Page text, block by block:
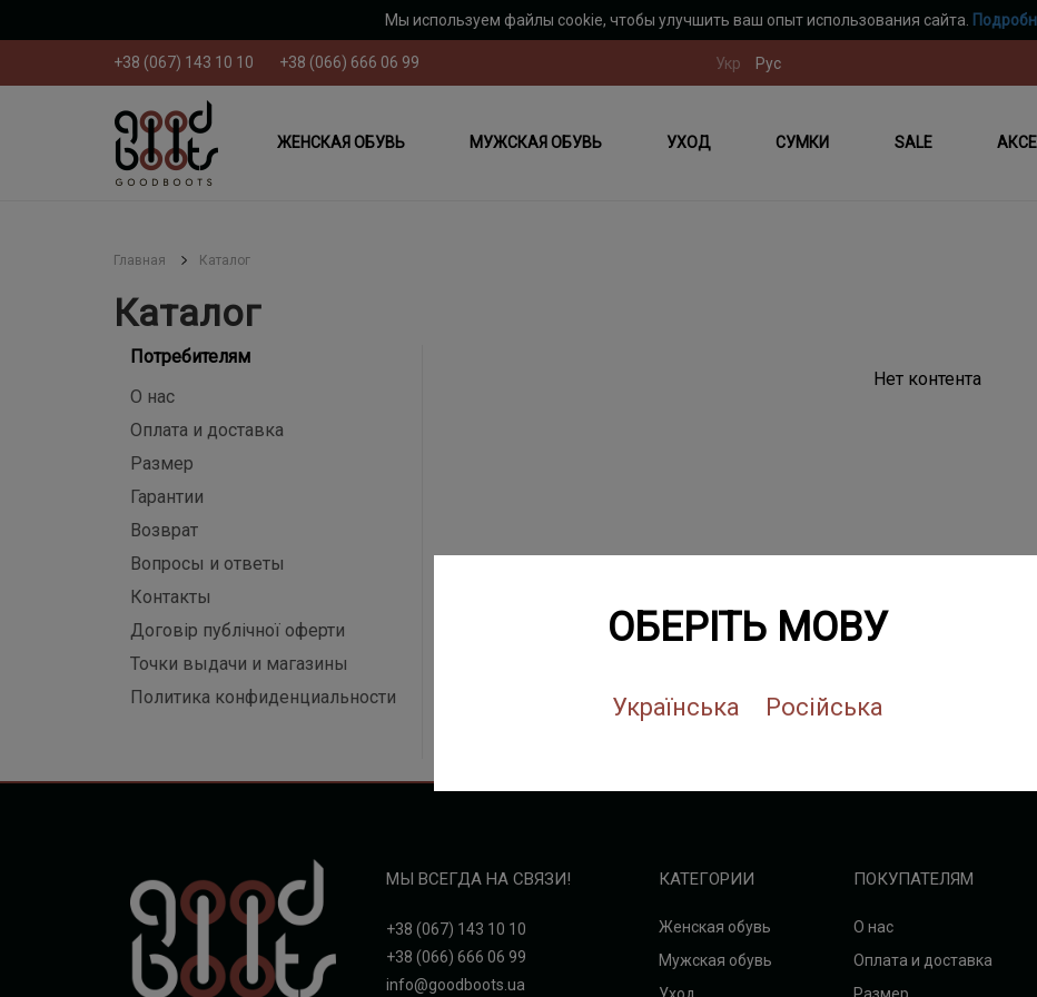
Мы используем файлы cookie, чтобы улучшить ваш опыт использования сайта.
ОБЕРІТЬ МОВУ
Українська Російська
+38 (067) 143 10 10 +38 (066) 666 06 99 Укр Рус
ЖЕНСКАЯ ОБУВЬ МУЖСКАЯ ОБУВЬ УХОД СУМКИ SALE
Главная Каталог
Каталог
Потребителям
О нас
Оплата и доставка
Размер
Гарантии
Возврат
Вопросы и ответы
Контакты
Договір публічної оферти
Точки выдачи и магазины
Политика конфиденциальности
Нет контента
МЫ ВСЕГДА НА СВЯЗИ!
+38 (067) 143 10 10
+38 (066) 666 06 99
info@goodboots.ua
КАТЕГОРИИ
Женская обувь
Мужская обувь
Уход
ПОКУПАТЕЛЯМ
О нас
Оплата и доставка
Размер